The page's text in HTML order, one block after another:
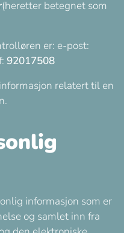
(heretter betegnet som
er: e-post:
92017508
relatert til en
informasjon som er
og samlet inn fra